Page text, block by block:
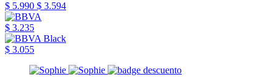
$ 5.990 $ 3.594
$ 3.235
$ 3.055